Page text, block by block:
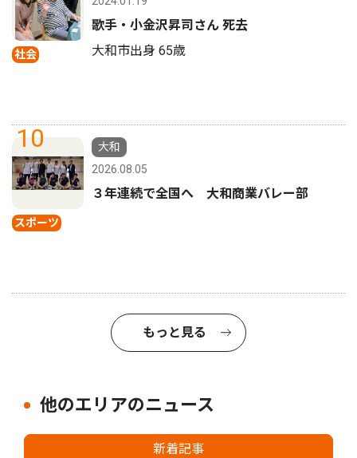
社会
歌手・小金沢昇司さん 死去
大和市出身 65歳
10
スポーツ
大和
2026.08.05
３年連続で全国へ 大和商業バレー部
もっと見る
他のエリアのニュース
新着記事